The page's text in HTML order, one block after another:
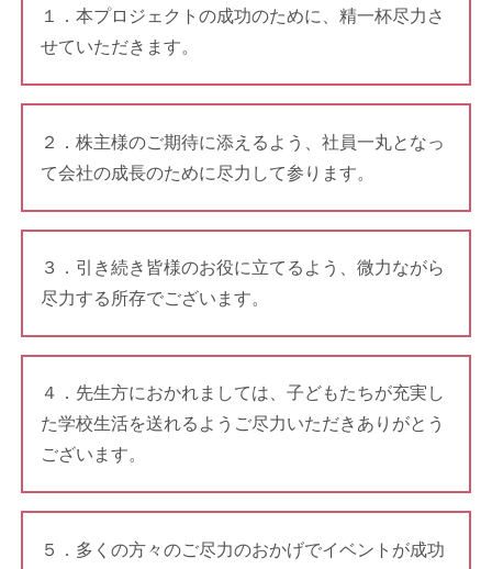
１．本プロジェクトの成功のために、精一杯尽力さ
せていただきます。
２．株主様のご期待に添えるよう、社員一丸となっ
て会社の成長のために尽力して参ります。
３．引き続き皆様のお役に立てるよう、微力ながら
尽力する所存でございます。
４．先生方におかれましては、子どもたちが充実し
た学校生活を送れるようご尽力いただきありがとう
ございます。
５．多くの方々のご尽力のおかげでイベントが成功